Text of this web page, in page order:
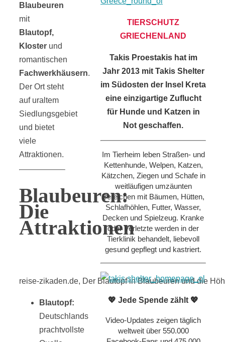
Blaubeuren
mit
Blautopf,
Kloster und
romantischen
Fachwerkhäusern.
Der Ort steht
auf uraltem
Siedlungsgebiet
und bietet
viele
Attraktionen.
Blaubeuren:
Die
Attraktionen
reise-zikaden.de, Der Blautopf in Blaubeuren und die
Blautopf:
Deutschlands
prachtvollste
TIERSCHUTZ
GRIECHENLAND
Takis Proestakis hat im
Jahr 2013 mit Takis Shelter
im Südosten der Insel Kreta
eine einzigartige Zuflucht
für Hunde und Katzen in
Not geschaffen.
Im Tierheim leben Straßen- und
Kettenhunde, Welpen, Katzen,
Kätzchen, Ziegen und Schafe in
weitläufigen umzäunten
Bereichen mit Bäumen, Hütten,
Schlafhöhlen, Futter, Wasser,
Decken und Spielzeug. Kranke
oder Verletzte werden in der
Tierklinik behandelt, liebevoll
gesund gepflegt und kastriert.
💖 Jede Spende zählt 💖
Video-Updates zeigen täglich
weltweit über 550.000